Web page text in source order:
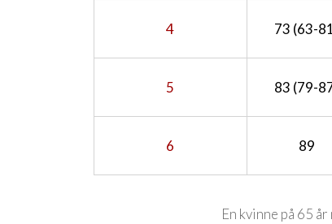
4 73 (63-
5 83 (79-
6 89
En kvinne på 65